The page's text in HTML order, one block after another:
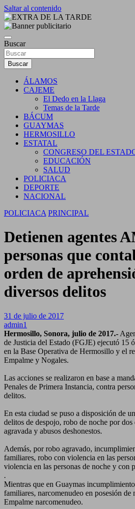
Saltar al contenido
EXTRA DE LA TARDE
COMUNIDAD
Buscar
Buscar
ÁLAMOS
CAJEME
El Dedo en la Llaga
Temas de la Tarde
BÁCUM
GUAYMAS
HERMOSILLO
ESTATAL
CONGRESO DEL
EDUCACIÓN
SALUD
POLICIACA
DEPORTE
NACIONAL
POLICIACA PRINCIPAL
Detienen agentes
personas que
orden de
diversos delitos
31 de julio de 2017
admin1
Hermosillo, Sonora, julio de 2017.-
de Justicia del Estado (FGJE) ejecutó 15
en la Base Operativa de Hermosillo y el
Empalme y Nogales.
Las acciones se realizaron en base a
Penales de Primera Instancia, contra
delitos.
En esta ciudad se puso a disposición de
delitos de despojo, robo de noche por
agravada y abusos deshonestos.
Además, por robo agravado,
familiares, robo con violencia en las
violencia en las personas de noche y con
.
Mientras que en Guaymas
familiares, narcomenudeo en posesión de
Empalme narcomenudeo.